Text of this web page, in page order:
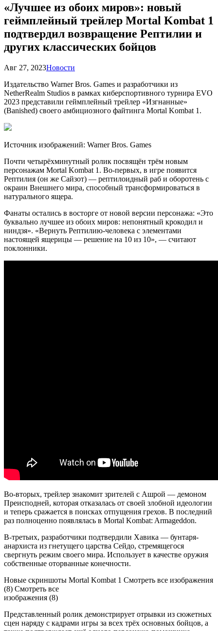
«Лучшее из обоих миров»: новый
геймплейный трейлер Mortal Kombat 1
подтвердил возвращение Рептилии и
других классических бойцов
Авг 27, 2023Новости
Издательство Warner Bros. Games и разработчики из
NetherRealm Studios в рамках киберспортивного турнира EVO
2023 представили геймплейный трейлер «Изгнанные»
(Banished) своего амбициозного файтинга Mortal Kombat 1.
Источник изображений: Warner Bros. Games
Почти четырёхминутный ролик посвящён трём новым
персонажам Mortal Kombat 1. Во-первых, в игре появится
Рептилия (он же Сайзот) — рептилоидный раб и оборотень с
окраин Внешнего мира, способный трансформироваться в
натурального ящера.
Фанаты остались в восторге от новой версии персонажа: «Это
буквально лучшее из обоих миров: непонятный крокодил и
ниндзя». «Вернуть Рептилию-человека с элементами
настоящей ящерицы — решение на 10 из 10», — считают
поклонники.
Во-вторых, трейлер знакомит зрителей с Ашрой — демоном
Преисподней, которая отказалась от своей злобной идеологии
и теперь сражается в поисках отпущения грехов. В последний
раз полноценно появлялась в Mortal Kombat: Armageddon.
В-третьих, разработчики подтвердили Хавика — бунтаря-
анархиста из гнетущего царства Сейдо, стремящегося
свергнуть режим своего мира. Использует в качестве оружия
собственные оторванные конечности.
Новые скриншоты Mortal Kombat 1 Смотреть все изображения
(8) Смотреть все
изображения (8)
Представленный ролик демонстрирует отрывки из сюжетных
сцен наряду с кадрами игры за всех трёх основных бойцов, а